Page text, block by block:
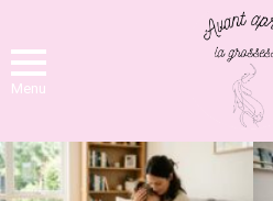
Menu
LATEST
STORIES